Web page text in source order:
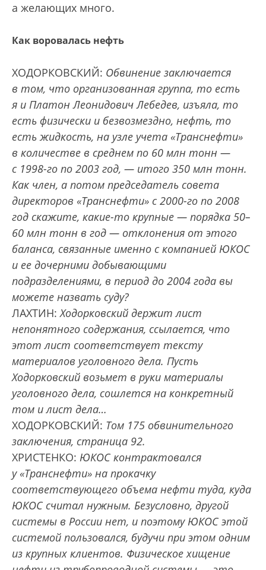
а желающих много.
Как воровалась нефть
ХОДОРКОВСКИЙ: Обвинение заключается
в том, что организованная группа, то есть
я и Платон Леонидович Лебедев, изъяла, то
есть физически и безвозмездно, нефть, то
есть жидкость, на узле учета «Транснефти»
в количестве в среднем по 60 млн тонн —
с 1998-го по 2003 год, — итого 350 млн тонн.
Как член, а потом председатель совета
директоров «Транснефти» с 2000-го по 2008
год скажите, какие-то крупные — порядка 50–
60 млн тонн в год — отклонения от этого
баланса, связанные именно с компанией ЮКОС
и ее дочерними добывающими
подразделениями, в период до 2004 года вы
можете назвать суду?
ЛАХТИН:Ходорковский держит лист
непонятного содержания, ссылается, что
этот лист соответствует тексту
материалов уголовного дела. Пусть
Ходорковский возьмет в руки материалы
уголовного дела, сошлется на конкретный
том и лист дела…
ХОДОРКОВСКИЙ: Том 175 обвинительного
заключения, страница 92.
ХРИСТЕНКО: ЮКОС контрактовался
у «Транснефти» на прокачку
соответствующего объема нефти туда, куда
ЮКОС считал нужным. Безусловно, другой
системы в России нет, и поэтому ЮКОС этой
системой пользовался, будучи при этом одним
из крупных клиентов. Физическое хищение